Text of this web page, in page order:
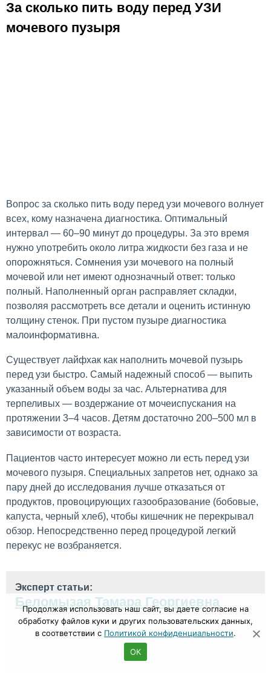
За сколько пить воду перед УЗИ
мочевого пузыря
Вопрос за сколько пить воду перед узи мочевого волнует
всех, кому назначена диагностика. Оптимальный
интервал — 60–90 минут до процедуры. За это время
нужно употребить около литра жидкости без газа и не
опорожняться. Сомнения узи мочевого на полный
мочевой или нет имеют однозначный ответ: только
полный. Наполненный орган расправляет складки,
позволяя рассмотреть все детали и оценить истинную
толщину стенок. При пустом пузыре диагностика
малоинформативна.
Существует лайфхак как наполнить мочевой пузырь
перед узи быстро. Самый надежный способ — выпить
указанный объем воды за час. Альтернатива для
терпеливых — воздержание от мочеиспускания на
протяжении 3–4 часов. Детям достаточно 200–500 мл в
зависимости от возраста.
Пациентов часто интересует можно ли есть перед узи
мочевого пузыря. Специальных запретов нет, однако за
пару дней до исследования лучше отказаться от
продуктов, провоцирующих газообразование (бобовые,
капуста, черный хлеб), чтобы кишечник не перекрывал
обзор. Непосредственно перед процедурой легкий
перекус не возбраняется.
Эксперт статьи:
Беломызая Тамара Георгиевна
Продолжая использовать наш сайт, вы даете согласие на
обработку файлов куки и других пользовательских данных,
в соответствии с Политикой конфиденциальности.
ОК